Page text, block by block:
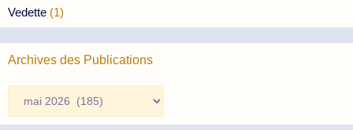
Vedette (1)
Archives des Publications
des
Publications